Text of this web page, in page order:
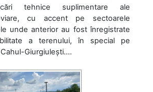
tehnice suplimentare ale
cu accent pe sectoarele
unde anterior au fost înregistrate
a terenului, în special pe
Giurgiulești....